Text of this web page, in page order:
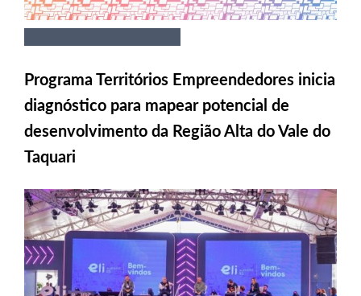
Programa Territórios Empreendedores inicia
diagnóstico para mapear potencial de
desenvolvimento da Região Alta do Vale do
Taquari